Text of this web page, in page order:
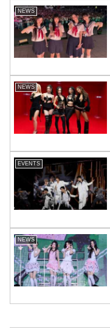
NEWS
NEWS
EVENTS
NEWS